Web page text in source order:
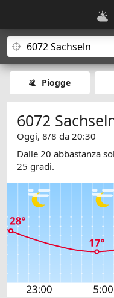
Piogge
6072
Oggi, 8/8 da 20:30
Dalle 20 abbastanza
25 gradi.